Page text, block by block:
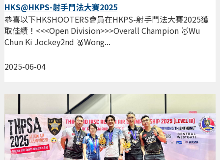
HKS@HKPS-射手鬥法大賽2025
2025-06-04
恭喜以下HKSHOOTERS會員在HKPS-射手鬥法大賽2025獲
取佳績！<<<Open Division>>>Overall Champion 🥇Wu
Chun Ki Jockey2nd 🥈Wong...